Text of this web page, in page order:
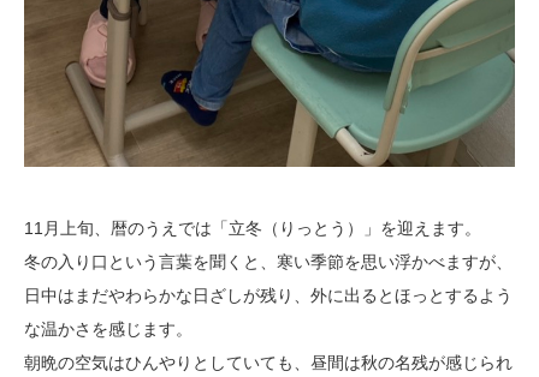
11月上旬、暦のうえでは「立冬（りっとう）」を迎えます。
冬の入り口という言葉を聞くと、寒い季節を思い浮かべますが、
日中はまだやわらかな日ざしが残り、外に出るとほっとするよう
な温かさを感じます。
朝晩の空気はひんやりとしていても、昼間は秋の名残が感じられ